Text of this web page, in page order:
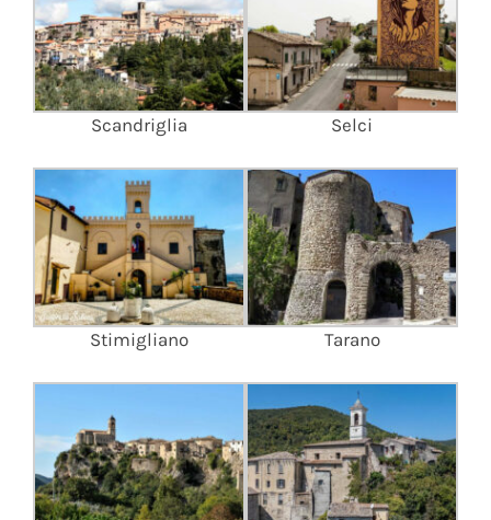
Scandriglia Selci
Stimigliano Tarano